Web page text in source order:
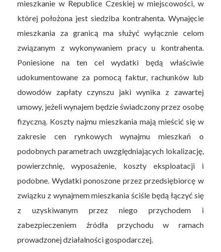
mieszkanie w Republice Czeskiej w miejscowości, w
której położona jest siedziba kontrahenta. Wynajęcie
mieszkania za granicą ma służyć wyłącznie celom
związanym z wykonywaniem pracy u kontrahenta.
Poniesione na ten cel wydatki będą właściwie
udokumentowane za pomocą faktur, rachunków lub
dowodów zapłaty czynszu jaki wynika z zawartej
umowy, jeżeli wynajem będzie świadczony przez osobę
fizyczną. Koszty najmu mieszkania mają mieścić się w
zakresie cen rynkowych wynajmu mieszkań o
podobnych parametrach uwzględniających lokalizację,
powierzchnię, wyposażenie, koszty eksploatacji i
podobne. Wydatki ponoszone przez przedsiębiorcę w
związku z wynajmem mieszkania ściśle będą łączyć się
z uzyskiwanym przez niego przychodem i
zabezpieczeniem źródła przychodu w ramach
prowadzonej działalności gospodarczej.